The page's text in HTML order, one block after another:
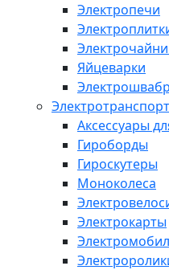
Электропечи
Яйцеварки
Электротранспорт
Аксессуары
Гироборды
Гироскутеры
Моноколеса
Электрокарты